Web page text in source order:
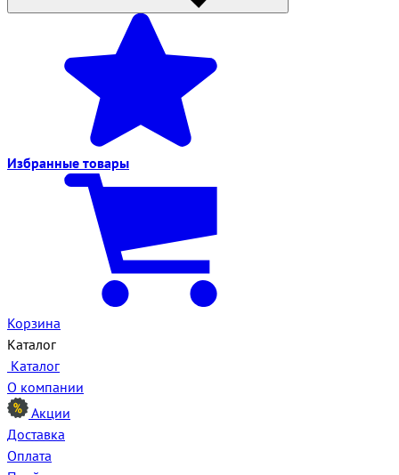
Избранные товары
Корзина
Каталог
Каталог
О компании
Акции
Доставка
Оплата